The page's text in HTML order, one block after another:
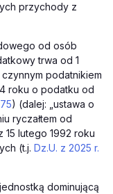
przychody z
od osób
trwa od 1
podatnikiem
roku o podatku od
) (dalej: „ustawa o
ryczałtem od
15 lutego 1992 roku
(t.j. Dz.U. z 2025 r.
dominującą